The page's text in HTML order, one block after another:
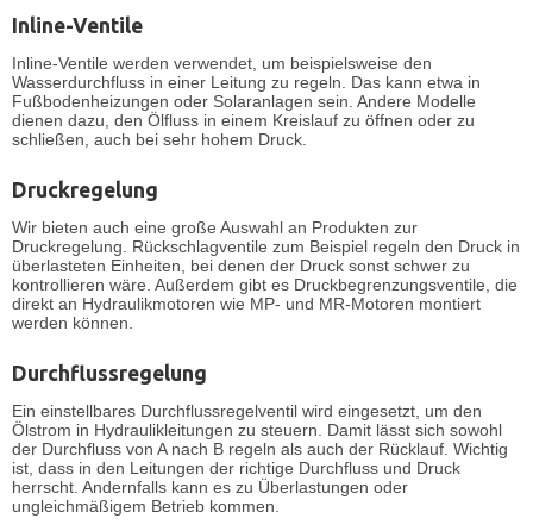
Inline-Ventile
Inline-Ventile werden verwendet, um beispielsweise den
Wasserdurchfluss in einer Leitung zu regeln. Das kann etwa in
Fußbodenheizungen oder Solaranlagen sein. Andere Modelle
dienen dazu, den Ölfluss in einem Kreislauf zu öffnen oder zu
schließen, auch bei sehr hohem Druck.
Druckregelung
Wir bieten auch eine große Auswahl an Produkten zur
Druckregelung . Rückschlagventile zum Beispiel regeln den Druck in
überlasteten Einheiten, bei denen der Druck sonst schwer zu
kontrollieren wäre. Außerdem gibt es Druckbegrenzungsventile, die
direkt an Hydraulikmotoren wie MP- und MR-Motoren montiert
werden können.
Durchflussregelung
Ein einstellbares Durchflussregelventil wird eingesetzt, um den
Ölstrom in Hydraulikleitungen zu steuern. Damit lässt sich sowohl
der Durchfluss von A nach B regeln als auch der Rücklauf. Wichtig
ist, dass in den Leitungen der richtige Durchfluss und Druck
herrscht. Andernfalls kann es zu Überlastungen oder
ungleichmäßigem Betrieb kommen.